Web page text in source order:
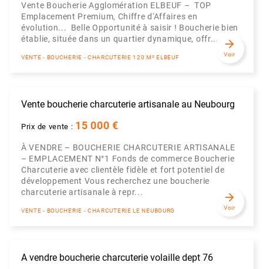
Vente Boucherie Agglomération ELBEUF – TOP
Emplacement Premium, Chiffre d'Affaires en
évolution... Belle Opportunité à saisir ! Boucherie bien
établie, située dans un quartier dynamique, offr...
VENTE - BOUCHERIE - CHARCUTERIE 120 M² ELBEUF
arrow_forward
Voir
Vente boucherie charcuterie artisanale au Neubourg
Prix de vente : 15 000 €
À VENDRE – BOUCHERIE CHARCUTERIE ARTISANALE
– EMPLACEMENT N°1 Fonds de commerce Boucherie
Charcuterie avec clientèle fidèle et fort potentiel de
développement Vous recherchez une boucherie
charcuterie artisanale à repr...
VENTE - BOUCHERIE - CHARCUTERIE LE NEUBOURG
arrow_forward
Voir
A vendre boucherie charcuterie volaille dept 76